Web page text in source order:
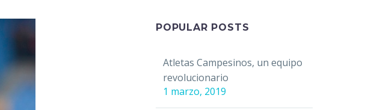
POPULAR POSTS
Atletas Campesinos, un equipo
revolucionario
1 marzo, 2019